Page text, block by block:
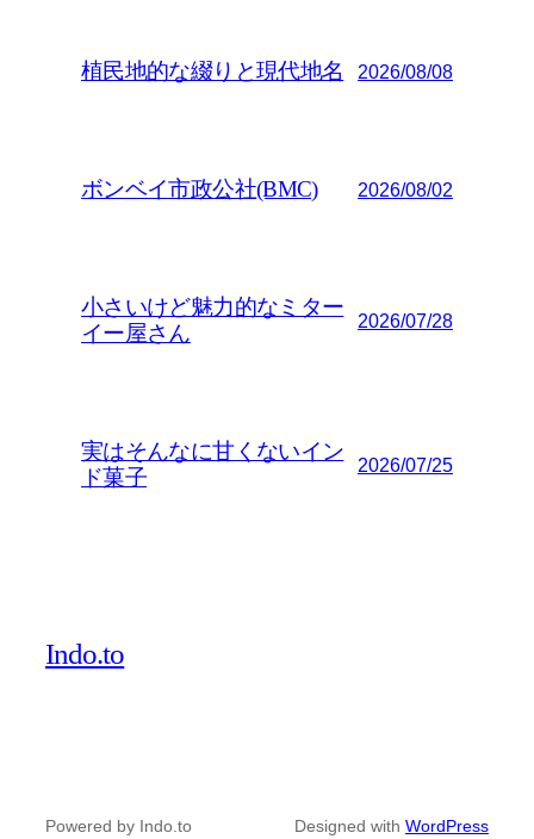
植民地的な綴りと現代地名 2026/08/08
ボンベイ市政公社(BMC) 2026/08/02
小さいけど魅力的なミター
イー屋さん
2026/07/28
実はそんなに甘くないイン
ド菓子
2026/07/25
Indo.to
Powered by Indo.to Designed with WordPress